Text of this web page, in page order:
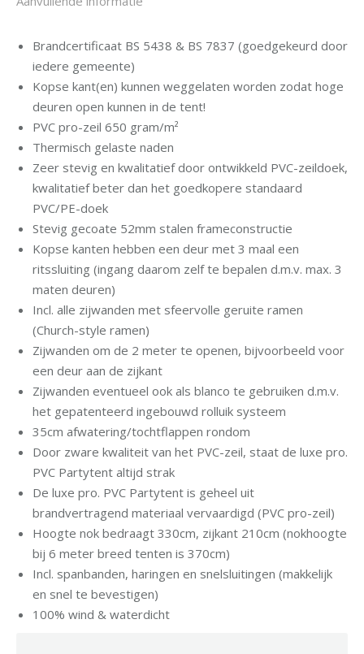
Brandcertificaat BS 5438 & BS 7837 (goedgekeurd door
iedere gemeente)
Kopse kant(en) kunnen weggelaten worden zodat hoge
deuren open kunnen in de tent!
PVC pro-zeil 650 gram/m²
Thermisch gelaste naden
Zeer stevig en kwalitatief door ontwikkeld PVC-zeildoek,
kwalitatief beter dan het goedkopere standaard
PVC/PE-doek
Stevig gecoate 52mm stalen frameconstructie
Kopse kanten hebben een deur met 3 maal een
ritssluiting (ingang daarom zelf te bepalen d.m.v. max. 3
maten deuren)
Incl. alle zijwanden met sfeervolle geruite ramen
(Church-style ramen)
Zijwanden om de 2 meter te openen, bijvoorbeeld voor
een deur aan de zijkant
Zijwanden eventueel ook als blanco te gebruiken d.m.v.
het gepatenteerd ingebouwd rolluik systeem
35cm afwatering/tochtflappen rondom
Door zware kwaliteit van het PVC-zeil, staat de luxe pro.
PVC Partytent altijd strak
De luxe pro. PVC Partytent is geheel uit
brandvertragend materiaal vervaardigd (PVC pro-zeil)
Hoogte nok bedraagt 330cm, zijkant 210cm (nokhoogte
bij 6 meter breed tenten is 370cm)
Incl. spanbanden, haringen en snelsluitingen (makkelijk
en snel te bevestigen)
100% wind & waterdicht